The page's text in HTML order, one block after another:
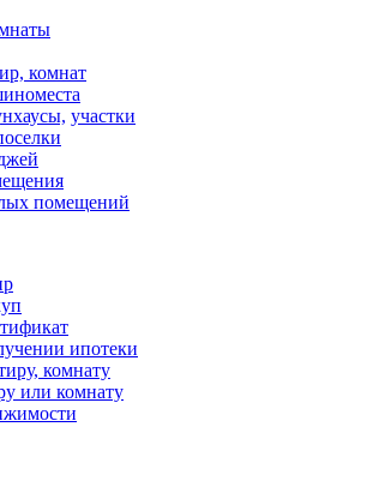
комнат
участки
помещений
ипотеки
комнату
или комнату